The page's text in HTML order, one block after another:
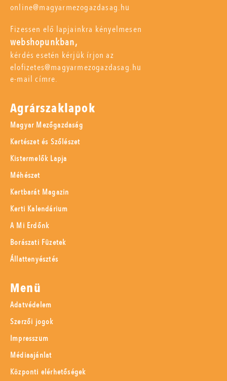
online@magyarmezogazdasag.hu
Fizessen elő lapjainkra kényelmesen
webshopunkban,
kérdés esetén kérjük írjon az
elofizetes@magyarmezogazdasag.hu
e-mail címre.
Agrárszaklapok
Magyar Mezőgazdaság
Kertészet és Szőlészet
Kistermelők Lapja
Méhészet
Kertbarát Magazin
Kerti Kalendárium
A Mi Erdőnk
Borászati Füzetek
Állattenyésztés
Menü
Adatvédelem
Szerzői jogok
Impresszum
Médiaajánlat
Központi elérhetőségek